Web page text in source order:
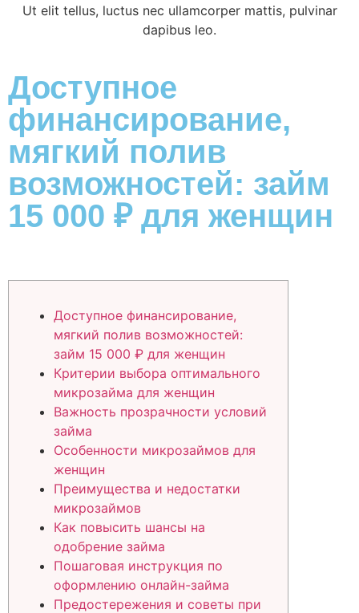
Ut elit tellus, luctus nec ullamcorper mattis, pulvinar
dapibus leo.
Доступное
финансирование,
мягкий полив
возможностей: займ
15 000 ₽ для женщин
Доступное финансирование,
мягкий полив возможностей:
займ 15 000 ₽ для женщин
Критерии выбора оптимального
микрозайма для женщин
Важность прозрачности условий
займа
Особенности микрозаймов для
женщин
Преимущества и недостатки
микрозаймов
Как повысить шансы на
одобрение займа
Пошаговая инструкция по
оформлению онлайн-займа
Предостережения и советы при